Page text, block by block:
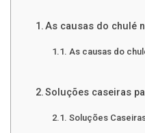
As causas do chulé
As causas do
Soluções caseiras
Soluções